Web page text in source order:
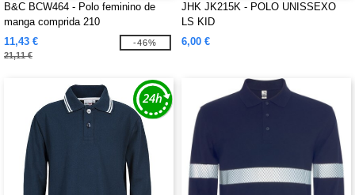
B&C BCW464 - Polo feminino de
manga comprida 210
11,43 €
21,11 €
-46%
JHK JK215K - POLO UNISSEXO
LS KID
6,00 €